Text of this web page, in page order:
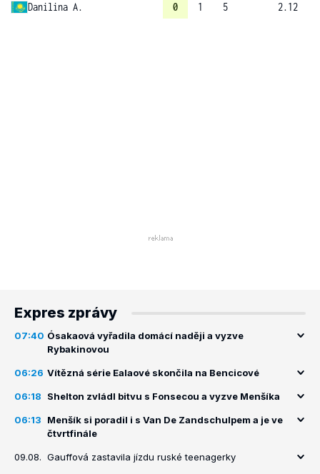
Danilina A.
0
1
5
2.12
Expres zprávy
07:40 Ósakaová vyřadila domácí naději a vyzve
Rybakinovou
06:26 Vítězná série Ealaové skončila na Bencicové
06:18 Shelton zvládl bitvu s Fonsecou a vyzve Menšíka
06:13
Menšík si poradil i s Van De Zandschulpem a je ve
čtvrtfinále
09.08. Gauffová zastavila jízdu ruské teenagerky